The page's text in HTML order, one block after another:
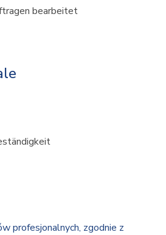
bearbeitet
profesjonalnych, zgodnie z